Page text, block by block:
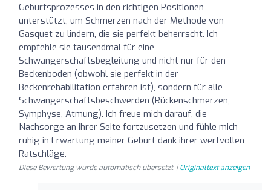
Geburtsprozesses in den richtigen Positionen
unterstützt, um Schmerzen nach der Methode von
Gasquet zu lindern, die sie perfekt beherrscht. Ich
empfehle sie tausendmal für eine
Schwangerschaftsbegleitung und nicht nur für den
Beckenboden (obwohl sie perfekt in der
Beckenrehabilitation erfahren ist), sondern für alle
Schwangerschaftsbeschwerden (Rückenschmerzen,
Symphyse, Atmung). Ich freue mich darauf, die
Nachsorge an ihrer Seite fortzusetzen und fühle mich
ruhig in Erwartung meiner Geburt dank ihrer wertvollen
Ratschläge.
Diese Bewertung wurde automatisch übersetzt. |Originaltext anzeigen